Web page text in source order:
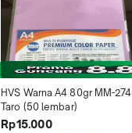
HVS Warna A4 80gr MM-274
Taro (50 lembar)
Rp15.000